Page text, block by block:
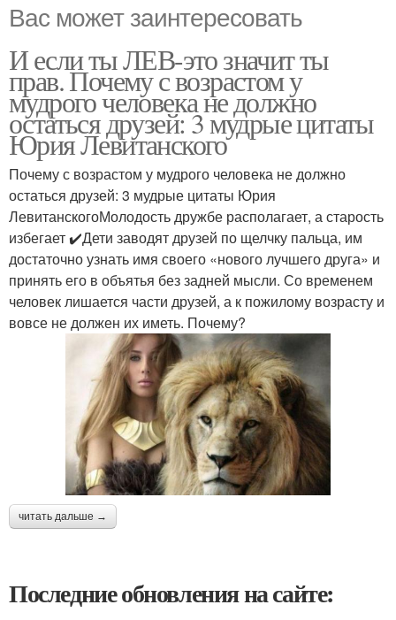
Вас может заинтересовать
И если ты ЛЕВ-это значит ты
прав. Почему с возрастом у
мудрого человека не должно
остаться друзей: 3 мудрые цитаты
Юрия Левитанского
Почему с возрастом у мудрого человека не должно
остаться друзей: 3 мудрые цитаты Юрия
ЛевитанскогоМолодость дружбе располагает, а старость
избегает ✔️Дети заводят друзей по щелчку пальца, им
достаточно узнать имя своего «‎нового лучшего друга» и
принять его в объятья без задней мысли. Со временем
человек лишается части друзей, а к пожилому возрасту и
вовсе не должен их иметь. Почему?
читать дальше →
Последние обновления на сайте: